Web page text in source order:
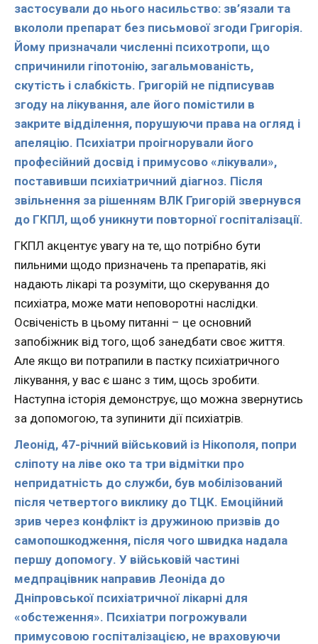
застосували до нього насильство: зв’язали та
вкололи препарат без письмової згоди Григорія.
Йому призначали численні психотропи, що
спричинили гіпотонію, загальмованість,
скутість і слабкість. Григорій не підписував
згоду на лікування, але його помістили в
закрите відділення, порушуючи права на огляд і
апеляцію. Психіатри проігнорували його
професійний досвід і примусово «лікували»,
поставивши психіатричний діагноз. Після
звільнення за рішенням ВЛК Григорій звернувся
до ГКПЛ, щоб уникнути повторної госпіталізації.
ГКПЛ акцентує увагу на те, що потрібно бути
пильними щодо призначень та препаратів, які
надають лікарі та розуміти, що скерування до
психіатра, може мати неповоротні наслідки.
Освіченість в цьому питанні – це основний
запобіжник від того, щоб занедбати своє життя.
Але якщо ви потрапили в пастку психіатричного
лікування, у вас є шанс з тим, щось зробити.
Наступна історія демонструє, що можна звернутись
за допомогою, та зупинити дії психіатрів.
Леонід, 47-річний військовий із Нікополя, попри
сліпоту на ліве око та три відмітки про
непридатність до служби, був мобілізований
після четвертого виклику до ТЦК. Емоційний
зрив через конфлікт із дружиною призвів до
самопошкодження, після чого швидка надала
першу допомогу. У військовій частині
медпрацівник направив Леоніда до
Дніпровської психіатричної лікарні для
«обстеження». Психіатри погрожували
примусовою госпіталізацією, не враховуючи